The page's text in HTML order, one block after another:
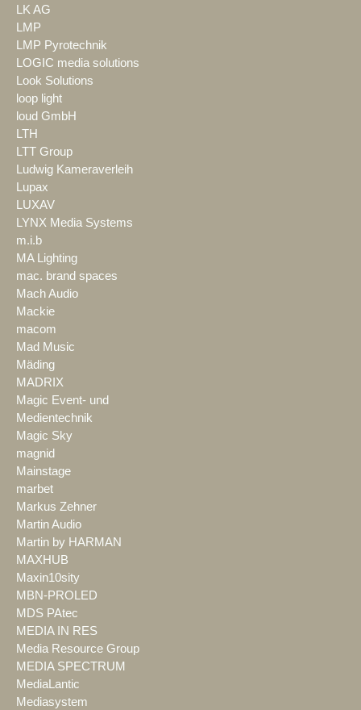
LK AG
LMP
LMP Pyrotechnik
LOGIC media solutions
Look Solutions
loop light
loud GmbH
LTH
LTT Group
Ludwig Kameraverleih
Lupax
LUXAV
LYNX Media Systems
m.i.b
MA Lighting
mac. brand spaces
Mach Audio
Mackie
macom
Mad Music
Mäding
MADRIX
Magic Event- und
Medientechnik
Magic Sky
magnid
Mainstage
marbet
Markus Zehner
Martin Audio
Martin by HARMAN
MAXHUB
Maxin10sity
MBN-PROLED
MDS PAtec
MEDIA IN RES
Media Resource Group
MEDIA SPECTRUM
MediaLantic
Mediasystem